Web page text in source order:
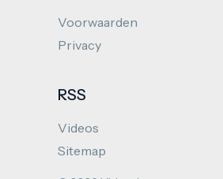
Voorwaarden
Privacy
RSS
Videos
Sitemap